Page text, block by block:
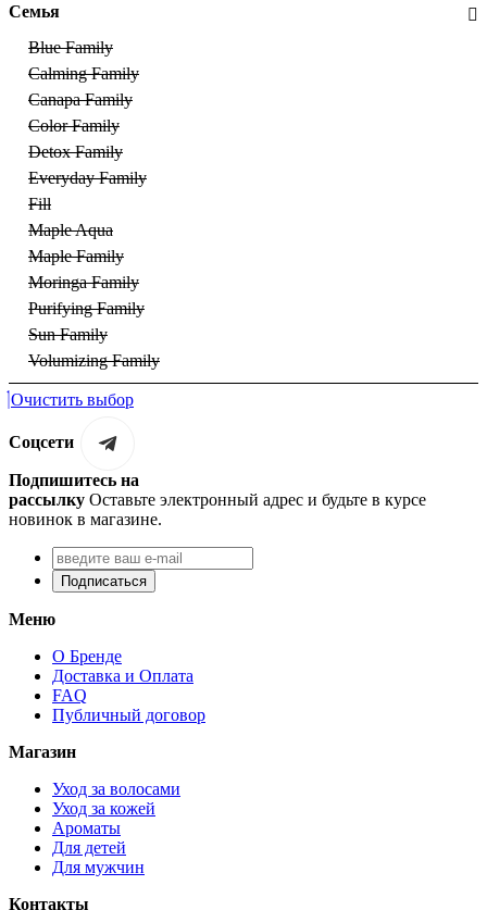
Семья
Blue Family
Calming Family
Canapa Family
Color Family
Detox Family
Everyday Family
Fill
Maple Aqua
Maple Family
Moringa Family
Purifying Family
Sun Family
Volumizing Family
Очистить выбор
Соцсети
Подпишитесь на
рассылку Оставьте электронный адрес и будьте в курсе
новинок в магазине.
Подписаться
Меню
О Бренде
Доставка и Оплата
FAQ
Публичный договор
Магазин
Уход за волосами
Уход за кожей
Ароматы
Для детей
Для мужчин
Контакты